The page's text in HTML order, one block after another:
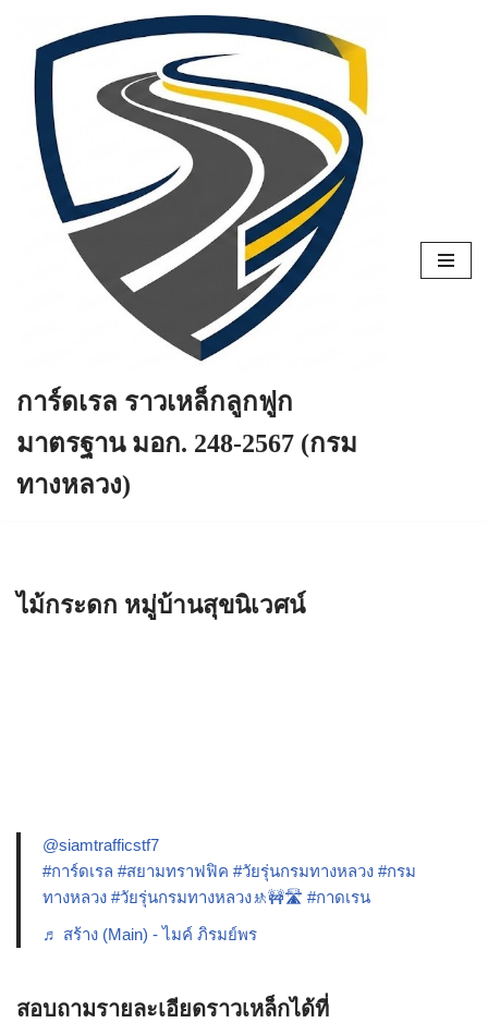
Skip
content
การ์ดเรล ราวเหล็กลูกฟูก
มาตรฐาน มอก. 248-2567 (กรม
ทางหลวง)
ไม้กระดก หมู่บ้านสุขนิเวศน์
@siamtrafficstf7
#การ์ดเรล #สยามทราฟฟิค #วัยรุ่นกรมทางหลวง #กรม
ทางหลวง #วัยรุ่นกรมทางหลวง🚸🚧🛣️ #กาดเรน
♬ สร้าง (Main) - ไมค์ ภิรมย์พร
สอบถามรายละเอียดราวเหล็กได้ที่